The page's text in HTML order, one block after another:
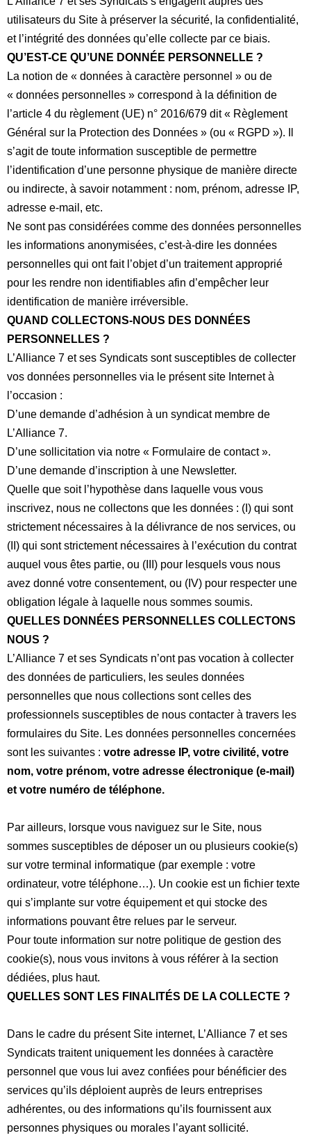
utilisateurs du Site à préserver la sécurité, la confidentialité,
et l’intégrité des données qu’elle collecte par ce biais.
QU’EST-CE QU’UNE DONNÉE PERSONNELLE ?
La notion de « données à caractère personnel » ou de
« données personnelles » correspond à la définition de
l’article 4 du règlement (UE) n° 2016/679 dit « Règlement
Général sur la Protection des Données » (ou « RGPD »). Il
s’agit de toute information susceptible de permettre
l’identification d’une personne physique de manière directe
ou indirecte, à savoir notamment : nom, prénom, adresse IP,
adresse e-mail, etc.
Ne sont pas considérées comme des données personnelles
les informations anonymisées, c’est-à-dire les données
personnelles qui ont fait l’objet d’un traitement approprié
pour les rendre non identifiables afin d’empêcher leur
identification de manière irréversible.
QUAND COLLECTONS-NOUS DES DONNÉES
PERSONNELLES ?
L’Alliance 7 et ses Syndicats sont susceptibles de collecter
vos données personnelles via le présent site Internet à
l’occasion :
D’une demande d’adhésion à un syndicat membre de
L’Alliance 7.
D’une sollicitation via notre « Formulaire de contact».
D’une demande d’inscription à une Newsletter.
Quelle que soit l’hypothèse dans laquelle vous vous
inscrivez, nous ne collectons que les données : (I) qui sont
strictement nécessaires à la délivrance de nos services, ou
(II) qui sont strictement nécessaires à l’exécution du contrat
auquel vous êtes partie, ou (III) pour lesquels vous nous
avez donné votre consentement, ou (IV) pour respecter une
obligation légale à laquelle nous sommes soumis.
QUELLES DONNÉES PERSONNELLES COLLECTONS
NOUS ?
L’Alliance 7 et ses Syndicats n’ont pas vocation à collecter
des données de particuliers, les seules données
personnelles que nous collections sont celles des
professionnels susceptibles de nous contacter à travers les
formulaires du Site. Les données personnelles concernées
sont les suivantes : votre adresse IP, votre civilité, votre
nom, votre prénom, votre adresse électronique (e-mail)
et votre numéro de téléphone.
Par ailleurs, lorsque vous naviguez sur le Site, nous
sommes susceptibles de déposer un ou plusieurs cookie(s)
sur votre terminal informatique (par exemple : votre
ordinateur, votre téléphone…). Un cookie est un fichier texte
qui s’implante sur votre équipement et qui stocke des
informations pouvant être relues par le serveur.
Pour toute information sur notre politique de gestion des
cookie(s), nous vous invitons à vous référer à la section
dédiées, plus haut.
QUELLES SONT LES FINALITÉS DE LA COLLECTE ?
Dans le cadre du présent Site internet, L’Alliance 7 et ses
Syndicats traitent uniquement les données à caractère
personnel que vous lui avez confiées pour bénéficier des
services qu’ils déploient auprès de leurs entreprises
adhérentes, ou des informations qu’ils fournissent aux
personnes physiques ou morales l’ayant sollicité.